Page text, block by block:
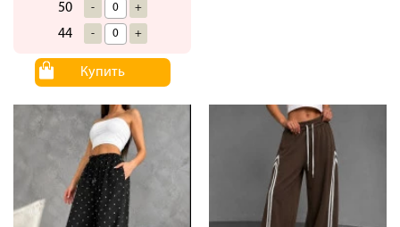
50 - +
44 - +
Купить